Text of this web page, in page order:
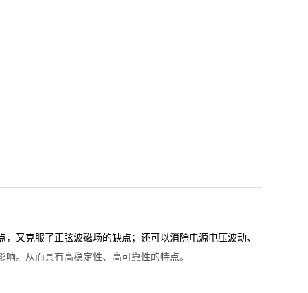
又克服了正弦波磁场的缺点；还可以消除电源电压波动、
。从而具有高稳定性、高可靠性的特点。